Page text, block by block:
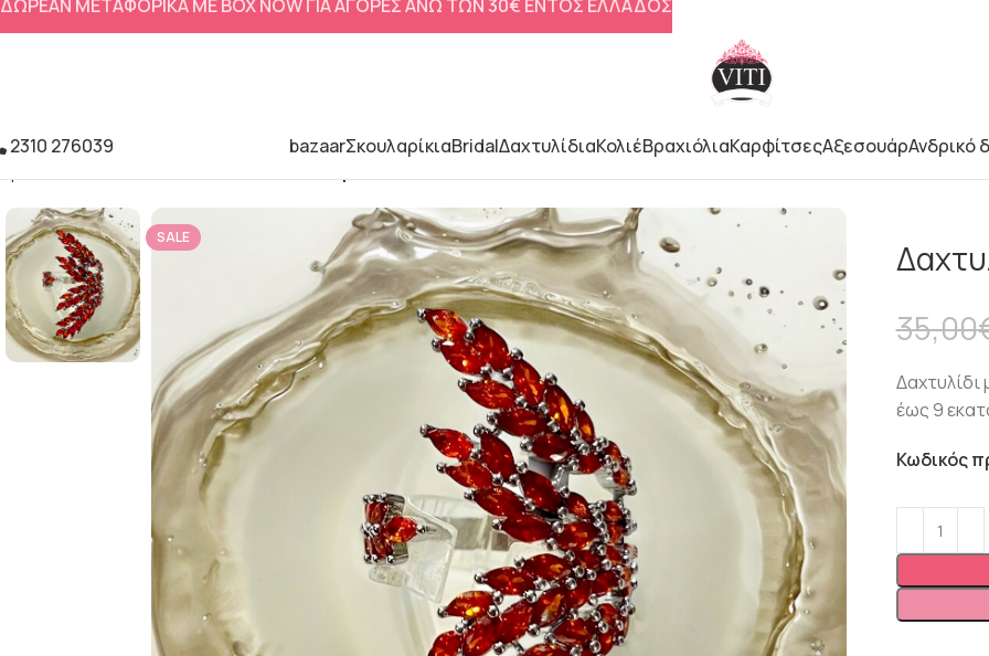
2310 276039 bazaarΣκουλαρίκιαBridalΔαχτυλίδιαΚολιέΒραχιόλιαΚαρφίτσεςΑξεσουάρΑνδρικό
SALE
35,00
έως 9
Κωδικός
ΔΩΡΕΑΝ ΜΕΤΑΦΟΡΙΚΑ ΜΕ BOX NOW ΓΙΑ ΑΓΟΡΕΣ ΑΝΩ ΤΩΝ 30€ ΕΝΤΟΣ ΕΛΛΑΔΟΣ